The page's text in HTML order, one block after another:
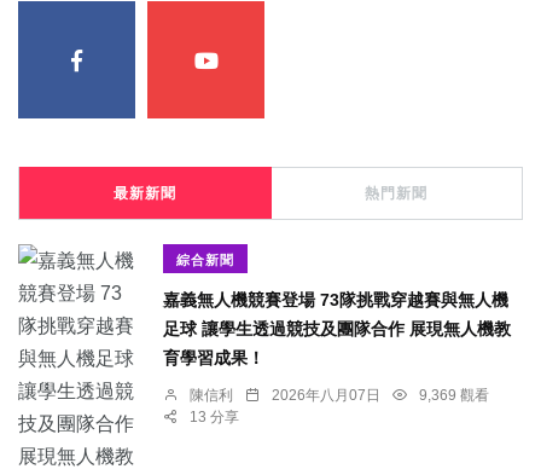
最新新聞 熱門新聞
綜合新聞
嘉義無人機競賽登場 73隊挑戰穿越賽與無人機
足球 讓學生透過競技及團隊合作 展現無人機教
育學習成果！
陳信利 2026年八月07日
9,369 觀看
13 分享